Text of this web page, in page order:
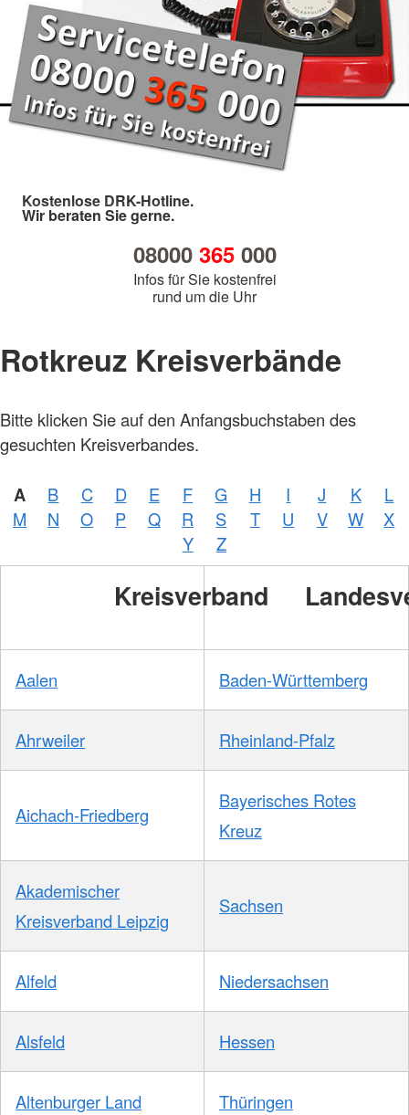
Kostenlose DRK-Hotline.
Wir beraten Sie gerne.
08000 365000
Infos für Sie kostenfrei
rund um die Uhr
Rotkreuz Kreisverbände
Bitte klicken Sie auf den Anfangsbuchstaben des
gesuchten Kreisverbandes.
A B C D E F G H I J K
L
M
N O P Q R S T U V W
X
Y
Z
Kreisverband
Aalen Baden-Württemberg
Ahrweiler Rheinland-Pfalz
Aichach-Friedberg
Bayerisches Rotes
Kreuz
Akademischer
Kreisverband Leipzig
Sachsen
Alfeld Niedersachsen
Alsfeld Hessen
Altenburger Land Thüringen